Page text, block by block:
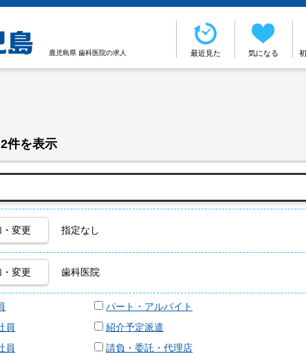
鹿児島県 歯科医院の求人 最近見た 気になる
件を表示
変更 指定なし
変更 歯科医院
パート・アルバイト
員
紹介予定派遣
員
請負・委託・代理店